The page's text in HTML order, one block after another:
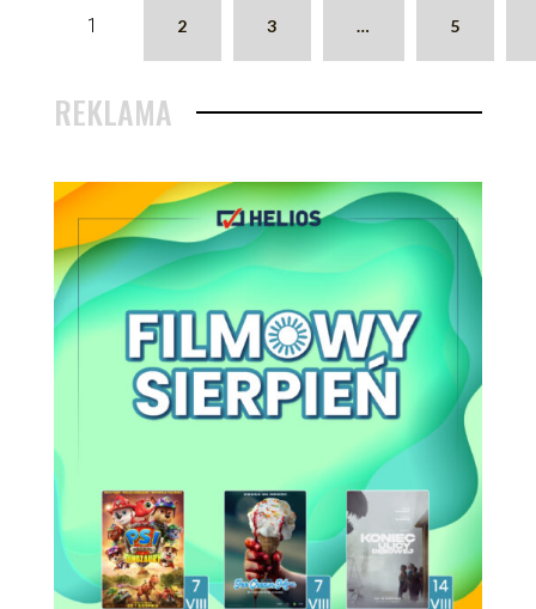
1 2 3 … 5
REKLAMA